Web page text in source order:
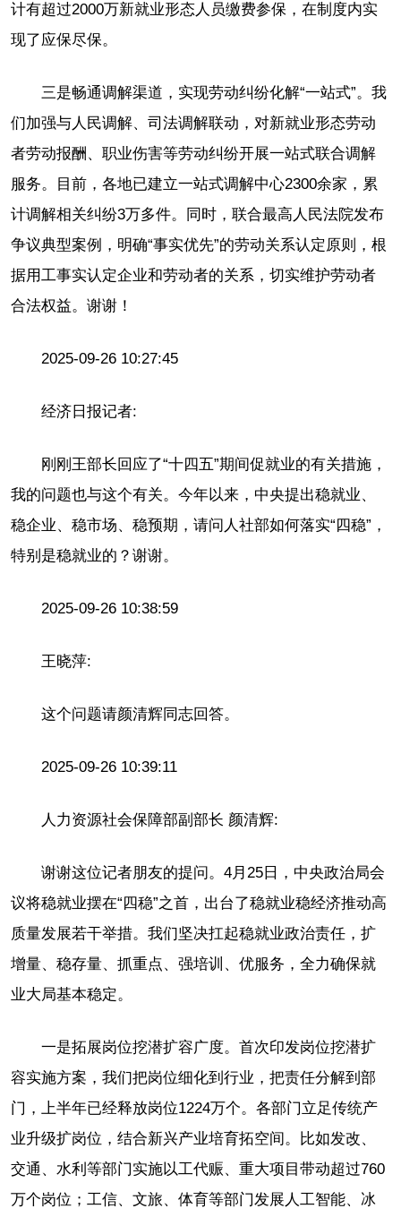
计有超过2000万新就业形态人员缴费参保，在制度内实
现了应保尽保。
三是畅通调解渠道，实现劳动纠纷化解“一站式”。我
们加强与人民调解、司法调解联动，对新就业形态劳动
者劳动报酬、职业伤害等劳动纠纷开展一站式联合调解
服务。目前，各地已建立一站式调解中心2300余家，累
计调解相关纠纷3万多件。同时，联合最高人民法院发布
争议典型案例，明确“事实优先”的劳动关系认定原则，根
据用工事实认定企业和劳动者的关系，切实维护劳动者
合法权益。谢谢！
2025-09-26 10:27:45
经济日报记者:
刚刚王部长回应了“十四五”期间促就业的有关措施，
我的问题也与这个有关。今年以来，中央提出稳就业、
稳企业、稳市场、稳预期，请问人社部如何落实“四稳”，
特别是稳就业的？谢谢。
2025-09-26 10:38:59
王晓萍:
这个问题请颜清辉同志回答。
2025-09-26 10:39:11
人力资源社会保障部副部长 颜清辉:
谢谢这位记者朋友的提问。4月25日，中央政治局会
议将稳就业摆在“四稳”之首，出台了稳就业稳经济推动高
质量发展若干举措。我们坚决扛起稳就业政治责任，扩
增量、稳存量、抓重点、强培训、优服务，全力确保就
业大局基本稳定。
一是拓展岗位挖潜扩容广度。首次印发岗位挖潜扩
容实施方案，我们把岗位细化到行业，把责任分解到部
门，上半年已经释放岗位1224万个。各部门立足传统产
业升级扩岗位，结合新兴产业培育拓空间。比如发改、
交通、水利等部门实施以工代赈、重大项目带动超过760
万个岗位；工信、文旅、体育等部门发展人工智能、冰